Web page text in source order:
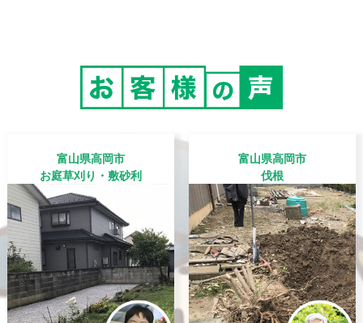
富山県高岡市
お庭草刈り・敷砂利
富山県高岡市
伐根